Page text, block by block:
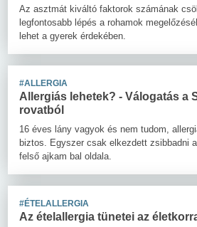
Az asztmát kiváltó faktorok számának
legfontosabb lépés a rohamok
lehet a gyerek érdekében.
#ALLERGIA
Allergiás lehetek? - Válogatás a
rovatból
16 éves lány vagyok és nem tudom,
biztos. Egyszer csak elkezdett zsibbadni
felső ajkam bal oldala.
#ÉTELALLERGIA
Az ételallergia tünetei az